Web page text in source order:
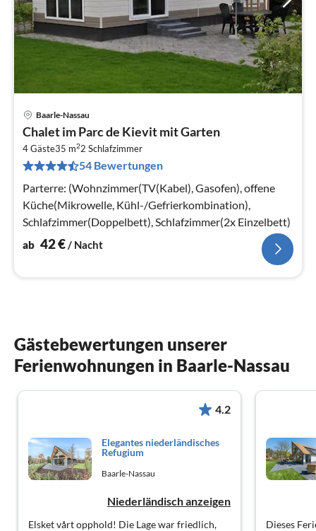
Baarle-Nassau
Chalet im Parc de Kievit mit Garten
4 Gäste35 m22 Schlafzimmer
54 Bewertungen
Parterre: (Wohnzimmer(TV(Kabel), Gasofen), offene
Küche(Mikrowelle, Kühl-/Gefrierkombination),
Schlafzimmer(Doppelbett), Schlafzimmer(2x Einzelbett)
ab 42€ / Nacht
Gästebewertungen unserer
Ferienwohnungen in Baarle-Nassau
4.2
Elegantes niederländisches
Refugium
Baarle-Nassau
Niederländisch anzeigen
Elsket vårt opphold! Die Lage war friedlich,
Dieses